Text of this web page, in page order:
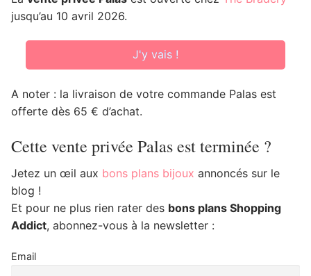
jusqu’au 10 avril 2026.
J'y vais !
A noter : la livraison de votre commande Palas est
offerte dès 65 € d’achat.
Cette vente privée Palas est terminée ?
Jetez un œil aux bons plans bijoux annoncés sur le
blog !
Et pour ne plus rien rater des bons plans Shopping
Addict, abonnez-vous à la newsletter :
Email